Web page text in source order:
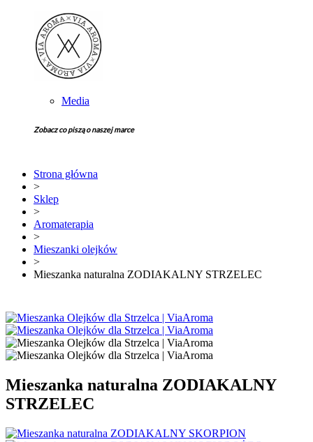
Media
Zobacz co piszą o naszej marce
Strona główna
>
Sklep
>
Aromaterapia
>
Mieszanki olejków
>
Mieszanka naturalna ZODIAKALNY STRZELEC
Mieszanka naturalna ZODIAKALNY
STRZELEC